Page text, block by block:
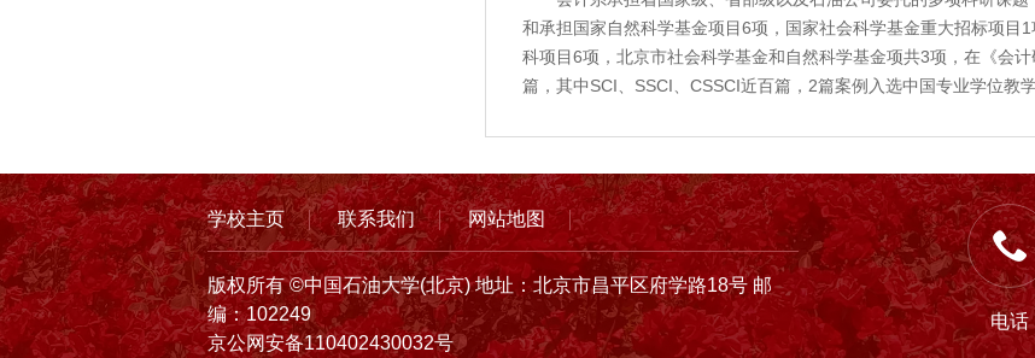
和承担国家自然科学基金项目6项，国家社会科学基金重大招标项目
科项目6项，北京市社会科学基金和自然科学基金项共3项，在《会
篇，其中SCI、SSCI、CSSCI近百篇，2篇案例入选中国专业学位教
电话
学校主页 联系我们 网站地图
版权所有 ©中国石油大学(北京) 地址：北京市昌平区府学路18号 邮
编：102249
京公网安备110402430032号